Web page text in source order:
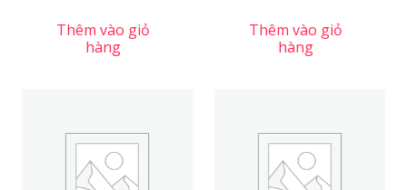
Thêm vào giỏ
hàng
Thêm vào giỏ
hàng